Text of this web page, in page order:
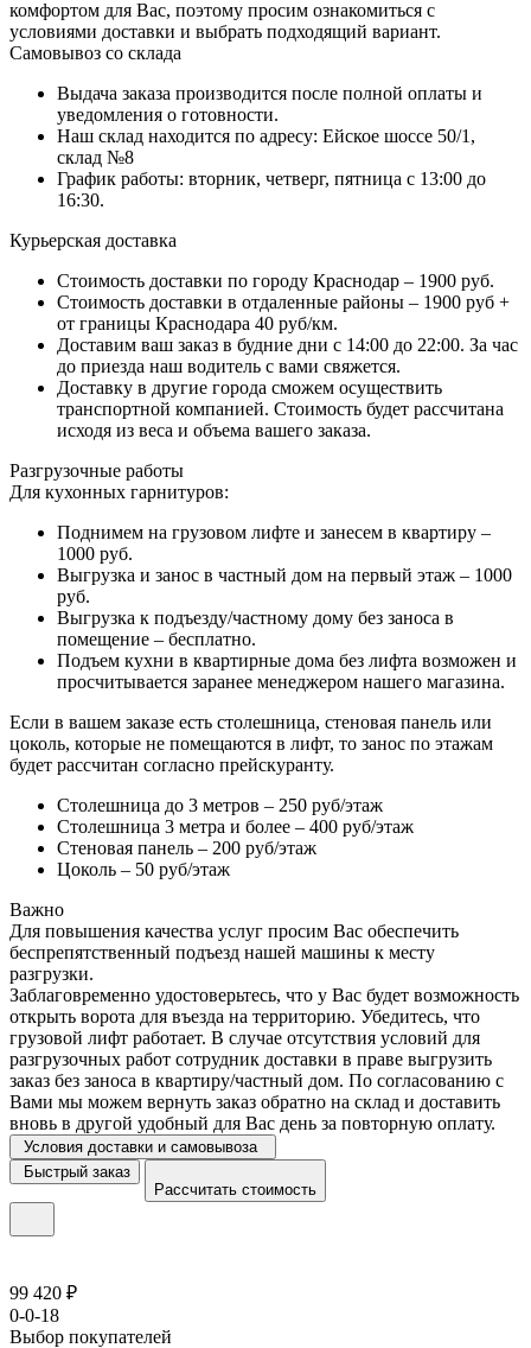
комфортом для Вас, поэтому просим ознакомиться с
условиями доставки и выбрать подходящий вариант.
Самовывоз со склада
Выдача заказа производится после полной оплаты и
уведомления о готовности.
Наш склад находится по адресу: Ейское шоссе 50/1,
склад №8
График работы: вторник, четверг, пятница с 13:00 до
16:30.
Курьерская доставка
Стоимость доставки по городу Краснодар – 1900 руб.
Стоимость доставки в отдаленные районы – 1900 руб +
от границы Краснодара 40 руб/км.
Доставим ваш заказ в будние дни с 14:00 до 22:00. За час
до приезда наш водитель с вами свяжется.
Доставку в другие города сможем осуществить
транспортной компанией. Стоимость будет рассчитана
исходя из веса и объема вашего заказа.
Разгрузочные работы
Для кухонных гарнитуров:
Поднимем на грузовом лифте и занесем в квартиру –
1000 руб.
Выгрузка и занос в частный дом на первый этаж – 1000
руб.
Выгрузка к подъезду/частному дому без заноса в
помещение – бесплатно.
Подъем кухни в квартирные дома без лифта возможен и
просчитывается заранее менеджером нашего магазина.
Если в вашем заказе есть столешница, стеновая панель или
цоколь, которые не помещаются в лифт, то занос по этажам
будет рассчитан согласно прейскуранту.
Столешница до 3 метров – 250 руб/этаж
Столешница 3 метра и более – 400 руб/этаж
Стеновая панель – 200 руб/этаж
Цоколь – 50 руб/этаж
Важно
Для повышения качества услуг просим Вас обеспечить
беспрепятственный подъезд нашей машины к месту
разгрузки.
Заблаговременно удостоверьтесь, что у Вас будет возможность
открыть ворота для въезда на территорию. Убедитесь, что
грузовой лифт работает. В случае отсутствия условий для
разгрузочных работ сотрудник доставки в праве выгрузить
заказ без заноса в квартиру/частный дом. По согласованию с
Вами мы можем вернуть заказ обратно на склад и доставить
вновь в другой удобный для Вас день за повторную оплату.
Условия доставки и самовывоза
Быстрый заказ
Рассчитать стоимость
99 420 ₽
0-0-18
Выбор покупателей